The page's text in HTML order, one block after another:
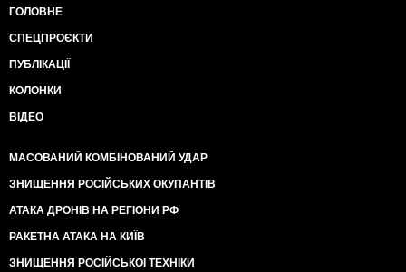
ГОЛОВНЕ
СПЕЦПРОЄКТИ
ПУБЛІКАЦІЇ
КОЛОНКИ
ВІДЕО
МАСОВАНИЙ КОМБІНОВАНИЙ УДАР
ЗНИЩЕННЯ РОСІЙСЬКИХ ОКУПАНТІВ
АТАКА ДРОНІВ НА РЕГІОНИ РФ
РАКЕТНА АТАКА НА КИЇВ
ЗНИЩЕННЯ РОСІЙСЬКОЇ ТЕХНІКИ